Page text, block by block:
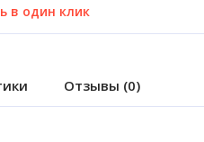
в один клик
Отзывы (0)